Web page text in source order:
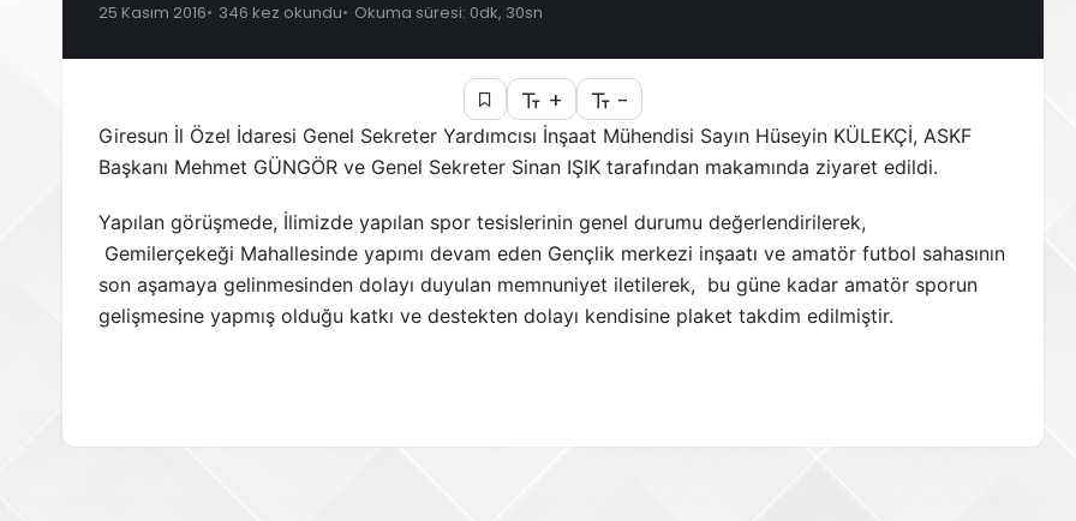
25 Kasım 2016 346 kez okundu Okuma süresi: 0dk, 30sn
+ -
Giresun İl Özel İdaresi Genel Sekreter Yardımcısı İnşaat Mühendisi Sayın Hüseyin KÜLEKÇİ, ASKF
Başkanı Mehmet GÜNGÖR ve Genel Sekreter Sinan IŞIK tarafından makamında ziyaret edildi.
Yapılan görüşmede, İlimizde yapılan spor tesislerinin genel durumu değerlendirilerek,
Gemilerçekeği Mahallesinde yapımı devam eden Gençlik merkezi inşaatı ve amatör futbol sahasının
son aşamaya gelinmesinden dolayı duyulan memnuniyet iletilerek, bu güne kadar amatör sporun
gelişmesine yapmış olduğu katkı ve destekten dolayı kendisine plaket takdim edilmiştir.